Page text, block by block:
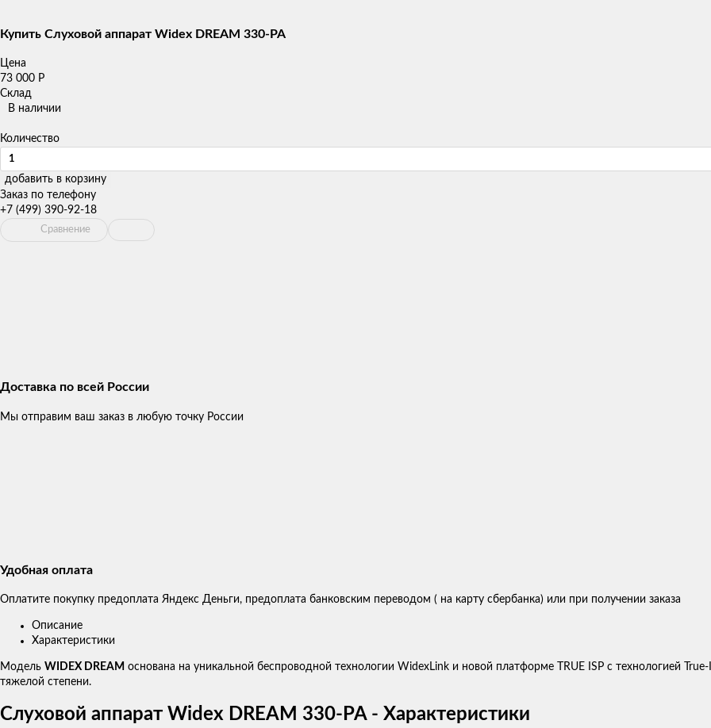
Купить Слуховой аппарат Widex DREAM 330-PA
Цена
73 000 Р
Склад
В наличии
Количество
добавить в корзину
Заказ по телефону
+7 (499) 390-92-18
Сравнение
Доставка по всей России
Мы отправим ваш заказ в любую точку России
Удобная оплата
Оплатите покупку предоплата Яндекс Деньги, предоплата банковским переводом ( на карту сбербанка) или при получении заказа
Описание
Характеристики
Модель WIDEX DREAM основана на уникальной беспроводной технологии WidexLink и новой платформе TRUE ISP с технологией
тяжелой степени.
Слуховой аппарат Widex DREAM 330-PA - Характеристики